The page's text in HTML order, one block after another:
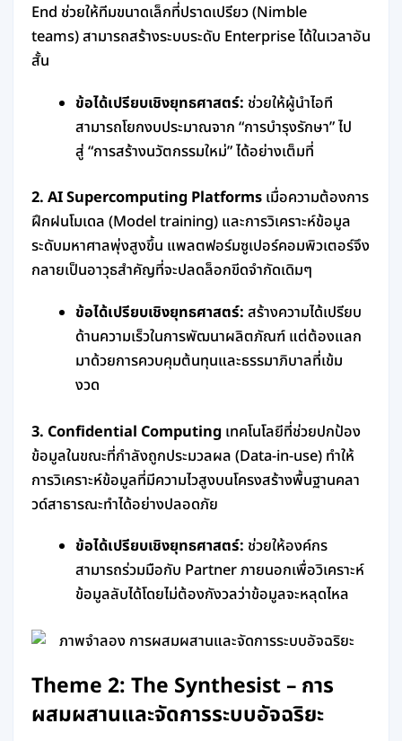
End ช่วยให้ทีมขนาดเล็กที่ปราดเปรียว (Nimble
teams) สามารถสร้างระบบระดับ Enterprise ได้ในเวลาอัน
สั้น
ข้อได้เปรียบเชิงยุทธศาสตร์: ช่วยให้ผู้นำไอที
สามารถโยกงบประมาณจาก “การบำรุงรักษา” ไป
สู่ “การสร้างนวัตกรรมใหม่” ได้อย่างเต็มที่
2. AI Supercomputing Platforms เมื่อความต้องการ
ฝึกฝนโมเดล (Model training) และการวิเคราะห์ข้อมูล
ระดับมหาศาลพุ่งสูงขึ้น แพลตฟอร์มซูเปอร์คอมพิวเตอร์จึง
กลายเป็นอาวุธสำคัญที่จะปลดล็อกขีดจำกัดเดิมๆ
ข้อได้เปรียบเชิงยุทธศาสตร์: สร้างความได้เปรียบ
ด้านความเร็วในการพัฒนาผลิตภัณฑ์ แต่ต้องแลก
มาด้วยการควบคุมต้นทุนและธรรมาภิบาลที่เข้ม
งวด
3. Confidential Computing เทคโนโลยีที่ช่วยปกป้อง
ข้อมูลในขณะที่กำลังถูกประมวลผล (Data-in-use) ทำให้
การวิเคราะห์ข้อมูลที่มีความไวสูงบนโครงสร้างพื้นฐานคลา
วด์สาธารณะทำได้อย่างปลอดภัย
ข้อได้เปรียบเชิงยุทธศาสตร์: ช่วยให้องค์กร
สามารถร่วมมือกับ Partner ภายนอกเพื่อวิเคราะห์
ข้อมูลลับได้โดยไม่ต้องกังวลว่าข้อมูลจะหลุดไหล
Theme 2: The Synthesist – การ
ผสมผสานและจัดการระบบอัจฉริยะ